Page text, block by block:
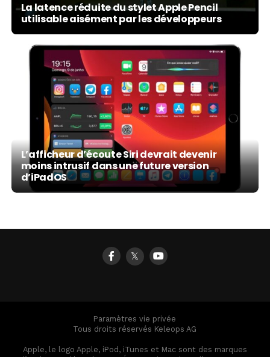
La latence réduite du stylet Apple Pencil
utilisable aisément par les développeurs
L’afficheur d’écoute Siri devrait devenir
moins intrusif dans une future version
d’iPadOS
𝕏
Paramètres vie privée
Tous droits réservés Keleops AG
Apple, le logo Apple, iPod, iTunes et Mac sont des marques